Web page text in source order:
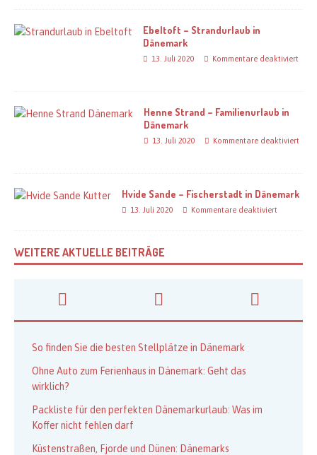
Ebeltoft – Strandurlaub in
Dänemark
13. Juli 2020 Kommentare deaktiviert
Henne Strand – Familienurlaub in
Dänemark
13. Juli 2020 Kommentare deaktiviert
Hvide Sande – Fischerstadt in Dänemark
13. Juli 2020 Kommentare deaktiviert
WEITERE AKTUELLE BEITRÄGE
So finden Sie die besten Stellplätze in Dänemark
Ohne Auto zum Ferienhaus in Dänemark: Geht das
wirklich?
Packliste für den perfekten Dänemarkurlaub: Was im
Koffer nicht fehlen darf
Küstenstraßen, Fjorde und Dünen: Dänemarks